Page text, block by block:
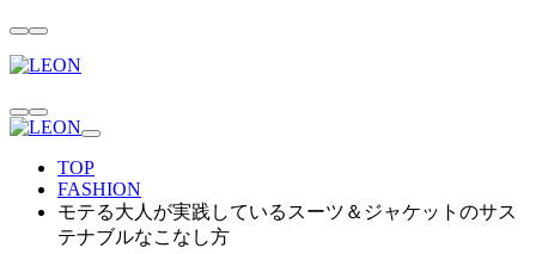
TOP
FASHION
モテる大人が実践しているスーツ＆ジャケットのサス
テナブルなこなし方